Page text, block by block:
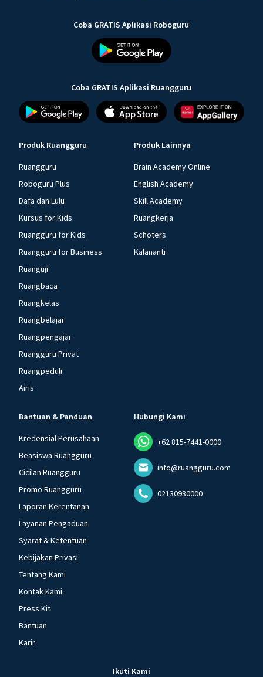
Coba GRATIS Aplikasi Roboguru
Coba GRATIS Aplikasi Ruangguru
Produk Ruangguru
Ruangguru
Roboguru Plus
Dafa dan Lulu
Kursus for Kids
Ruangguru for Kids
Ruangguru for Business
Ruanguji
Ruangbaca
Ruangkelas
Ruangbelajar
Ruangpengajar
Ruangguru Privat
Ruangpeduli
Airis
Produk Lainnya
Brain Academy Online
English Academy
Skill Academy
Ruangkerja
Schoters
Kalananti
Bantuan & Panduan
Kredensial Perusahaan
Beasiswa Ruangguru
Cicilan Ruangguru
Promo Ruangguru
Laporan Kerentanan
Layanan Pengaduan
Syarat & Ketentuan
Kebijakan Privasi
Tentang Kami
Kontak Kami
Press Kit
Bantuan
Karir
Hubungi Kami
+62 815-7441-0000
info@ruangguru.com
02130930000
Ikuti Kami